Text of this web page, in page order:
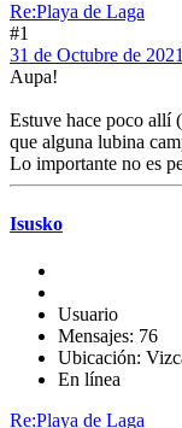
Re:Playa de Laga
#1
31 de Octubre de
Aupa!
Estuve hace poco allí
que alguna lubina
Lo importante no es
Isusko
Usuario
Mensajes: 76
Ubicación:
En línea
Re:Playa de Laga